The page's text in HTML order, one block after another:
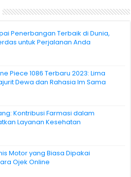
Penerbangan Terbaik di Dunia,
untuk Perjalanan Anda
Piece 1086 Terbaru 2023: Lima
Dewa dan Rahasia Im Sama
Kontribusi Farmasi dalam
Layanan Kesehatan
Motor yang Biasa Dipakai
Ojek Online